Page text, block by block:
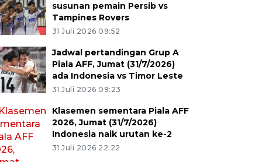
susunan pemain Persib vs
Tampines Rovers
31 Juli 2026 09:52
Jadwal pertandingan Grup A
Piala AFF, Jumat (31/7/2026)
ada Indonesia vs Timor Leste
31 Juli 2026 09:23
Klasemen sementara Piala AFF
2026, Jumat (31/7/2026)
Indonesia naik urutan ke-2
31 Juli 2026 22:22